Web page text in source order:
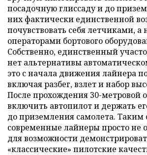
посадочную глиссаду и до
них фактически единственной
почувствовать себя летчиками, а
операторами бортового
Собственно, единственный
нет альтернативы
это с начала движения лайнера
включая разбег, взлет и набор
После прохождения 30-метровой
включить автопилот и держать
до приземления самолета. Таким
современные лайнеры просто не
для возможности
«классические» пилотские